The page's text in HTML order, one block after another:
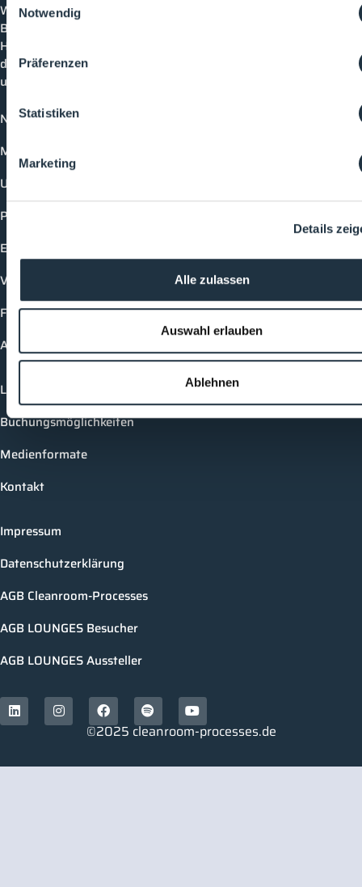
Notwendig
Präferenzen
Statistiken
Marketing
Details
Alle zulassen
Auswahl erlauben
Ablehnen
Willkommen bei CleanroomProcesses, der
Branchenplattform für Reinraum und Prozesstechnik.
Hier bleibst du immer auf dem neuesten Stand, kannst
dich mit anderen verknüpfen und alle relevanten Themen
und Events der Branche entdecken.
News
Mediathek
Unternehmen
Produkte
Events
Vorträge
Future-Faces
Academy
Login
Buchungsmöglichkeiten
Medienformate
Kontakt
Impressum
Datenschutzerklärung
AGB Cleanroom-Processes
AGB LOUNGES Besucher
AGB LOUNGES Aussteller
©2025 cleanroom-processes.de